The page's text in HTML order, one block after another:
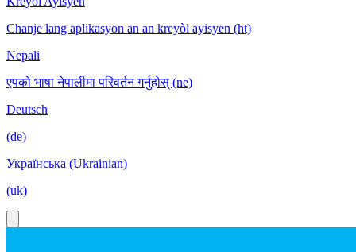
Chanje lang aplikasyon an an kreyòl ayisyen (ht)
Nepali
एपको भाषा नेपालीमा परिवर्तन गर्नुहोस् (ne)
Deutsch
(de)
Українська (Ukrainian)
(uk)